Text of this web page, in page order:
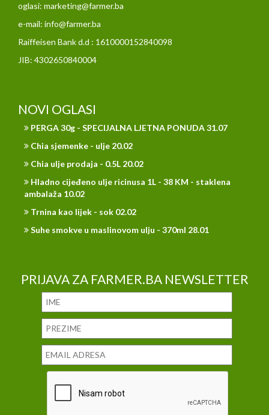
oglasi: marketing@farmer.ba
e-mail: info@farmer.ba
Raiffeisen Bank d.d : 1610000152840098
JIB: 4302650840004
NOVI OGLASI
PERGA 30g - SPECIJALNA LJETNA PONUDA 31.07
Chia sjemenke - ulje 20.02
Chia ulje prodaja - 0.5L 20.02
Hladno cijeđeno ulje ricinusa 1L - 38 KM - staklena
ambalaža 10.02
Trnina kao lijek - sok 02.02
Suhe smokve u maslinovom ulju - 370ml 28.01
PRIJAVA ZA FARMER.BA NEWSLETTER